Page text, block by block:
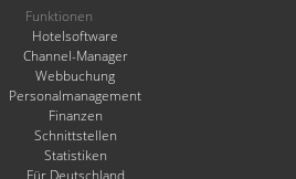
Funktionen
Hotelsoftware
Channel-Manager
Webbuchung
Personalmanagement
Finanzen
Schnittstellen
Statistiken
Für Deutschland